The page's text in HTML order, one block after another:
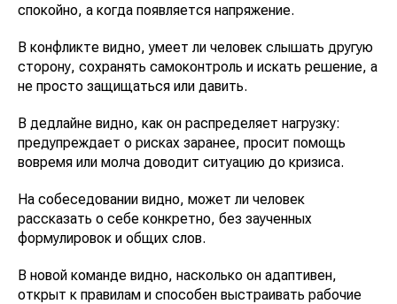
спокойно, а когда появляется напряжение.
В конфликте видно, умеет ли человек слышать другую
сторону, сохранять самоконтроль и искать решение, а
не просто защищаться или давить.
В дедлайне видно, как он распределяет нагрузку:
предупреждает о рисках заранее, просит помощь
вовремя или молча доводит ситуацию до кризиса.
На собеседовании видно, может ли человек
рассказать о себе конкретно, без заученных
формулировок и общих слов.
В новой команде видно, насколько он адаптивен,
открыт к правилам и способен выстраивать рабочие